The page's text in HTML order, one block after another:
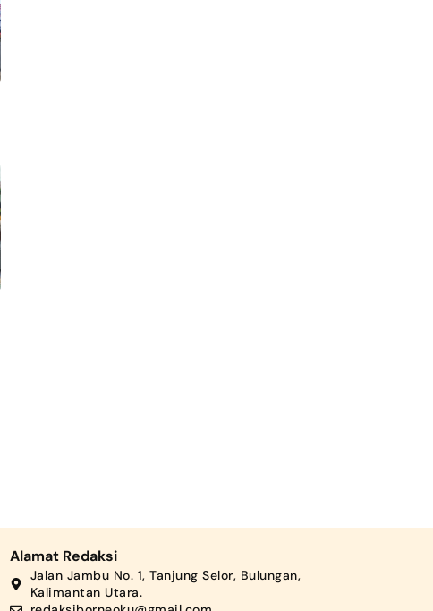
Alamat Redaksi
Jalan Jambu No. 1, Tanjung Selor, Bulungan,
Kalimantan Utara.